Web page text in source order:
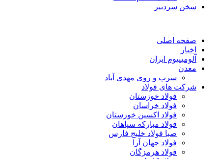
سخن سردبیر
صفحه اصلی
اخبار
آلومینیوم ایران
معدن
سرب و روی مهدی آباد
شرکت های فولاد
فولاد خوزستان
فولاد خراسان
فولاد اکسین خوزستان
فولاد مبارکه سپاهان
صبا فولاد خلیج فارس
فولاد جهان آرا
فولاد هرمزگان